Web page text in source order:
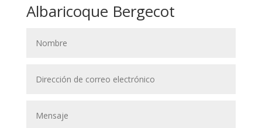
Albaricoque Bergecot